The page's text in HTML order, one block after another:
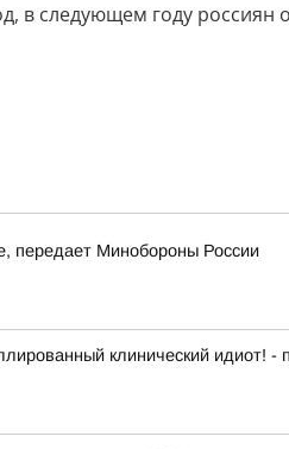
в следующем году россиян
передает Минобороны России
клинический идиот!